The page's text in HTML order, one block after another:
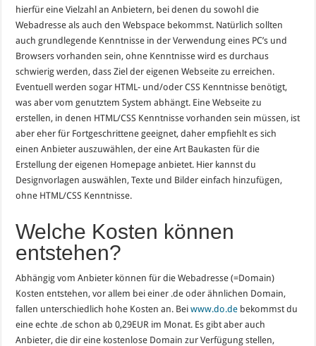
hierfür eine Vielzahl an Anbietern, bei denen du sowohl die
Webadresse als auch den Webspace bekommst. Natürlich sollten
auch grundlegende Kenntnisse in der Verwendung eines PC’s und
Browsers vorhanden sein, ohne Kenntnisse wird es durchaus
schwierig werden, dass Ziel der eigenen Webseite zu erreichen.
Eventuell werden sogar HTML- und/oder CSS Kenntnisse benötigt,
was aber vom genutztem System abhängt. Eine Webseite zu
erstellen, in denen HTML/CSS Kenntnisse vorhanden sein müssen, ist
aber eher für Fortgeschrittene geeignet, daher empfiehlt es sich
einen Anbieter auszuwählen, der eine Art Baukasten für die
Erstellung der eigenen Homepage anbietet. Hier kannst du
Designvorlagen auswählen, Texte und Bilder einfach hinzufügen,
ohne HTML/CSS Kenntnisse.
Welche Kosten können
entstehen?
Abhängig vom Anbieter können für die Webadresse (=Domain)
Kosten entstehen, vor allem bei einer .de oder ähnlichen Domain,
fallen unterschiedlich hohe Kosten an. Beiwww.do.de bekommst du
eine echte .de schon ab 0,29EUR im Monat. Es gibt aber auch
Anbieter, die dir eine kostenlose Domain zur Verfügung stellen,